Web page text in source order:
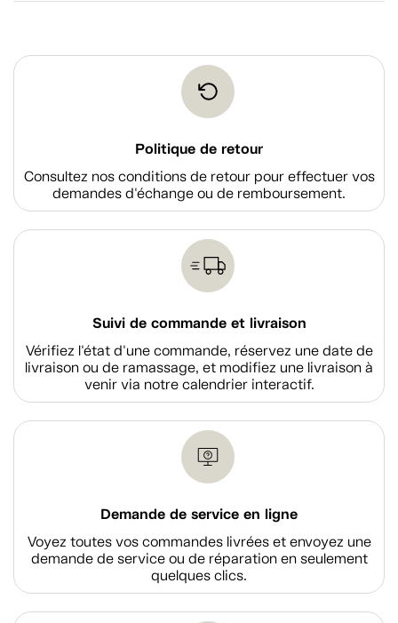
Politique de retour
Consultez nos conditions de retour pour effectuer vos
demandes d'échange ou de remboursement.
Suivi de commande et livraison
Vérifiez l'état d'une commande, réservez une date de
livraison ou de ramassage, et modifiez une livraison à
venir via notre calendrier interactif.
Demande de service en ligne
Voyez toutes vos commandes livrées et envoyez une
demande de service ou de réparation en seulement
quelques clics.